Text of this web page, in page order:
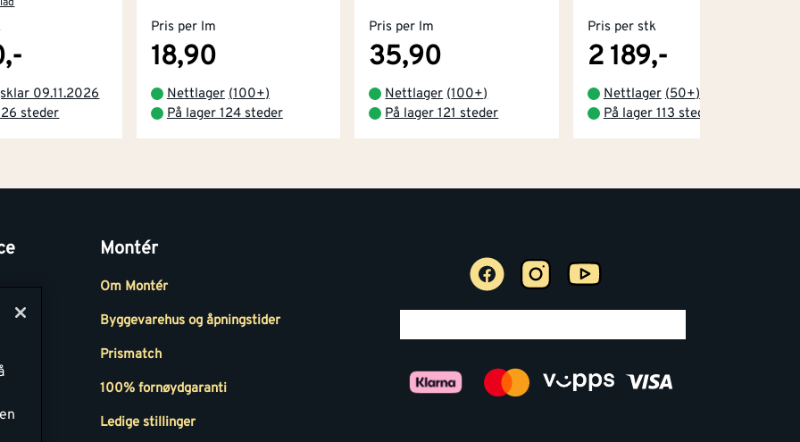
09.11.2026
steder
Pris per lm
18,90
Nettlager (100+)
På lager 124 steder
Pris per lm
35,90
Nettlager (100+)
På lager 121 steder
Pris per stk
2 189,-
Nettlager (50+)
På lager 113 steder
Montér
Om Montér
Byggevarehus og åpningstider
Prismatch
100% fornøydgaranti
Ledige stillinger